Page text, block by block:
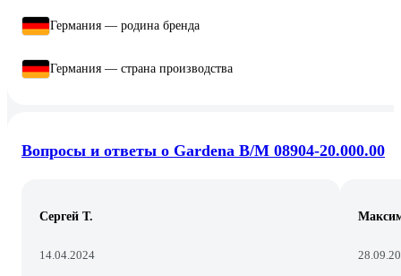
Германия — родина бренда
Германия — страна производства
Вопросы и ответы о Gardena B/M 08904-20.000.00
Сергей Т.
14.04.2024